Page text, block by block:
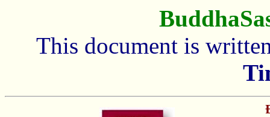
This document is